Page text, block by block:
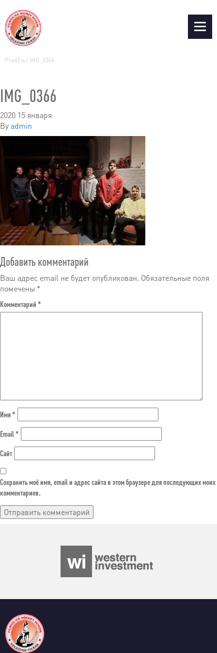
Pradžia / IMG_0366
IMG_0366
2020 15 января
Byadmin
Добавить комментарий
Ваш адрес email не будет опубликован. Обязательные поля
помечены *
Комментарий *
Имя*
Email*
Сайт
Сохранить моё имя, email и адрес сайта в этом браузере для последующих моих
комментариев.